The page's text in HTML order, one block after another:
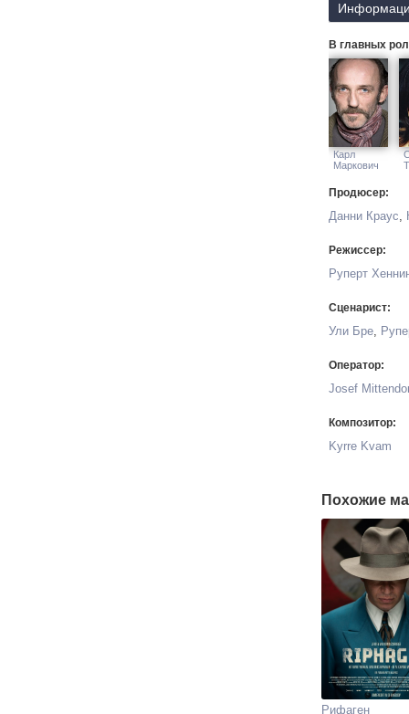
В главных
Карл
Маркович
Продюсер:
Данни Краус,
Режиссер:
Руперт
Сценарист:
Ули Бре,
Оператор:
Josef
Композитор:
Kyrre Kvam
Похожие
Рифаген